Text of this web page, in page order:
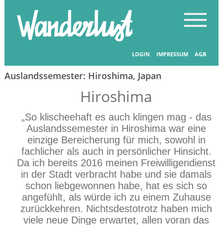
LOGIN IMPRESSUM AGB
Startseite - Länder entdecken
Auslandssemester: Hiroshima, Japan
Hiroshima
„So klischeehaft es auch klingen mag - das
Auslandssemester in Hiroshima war eine
einzige Bereicherung für mich, sowohl in
fachlicher als auch in persönlicher Hinsicht.
Da ich bereits 2016 meinen Freiwilligendienst
in der Stadt verbracht habe und sie damals
schon liebgewonnen habe, hat es sich so
angefühlt, als würde ich zu einem Zuhause
zurückkehren. Nichtsdestotrotz haben mich
viele neue Dinge erwartet, allen voran das